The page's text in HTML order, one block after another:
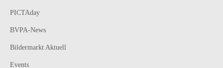
PICTAday
BVPA-News
Bildermarkt Aktuell
Events